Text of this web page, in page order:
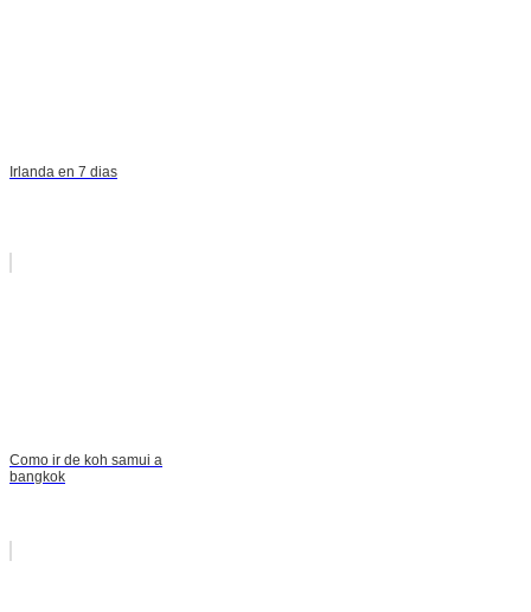
Irlanda en 7 dias
Como ir de koh samui a
bangkok